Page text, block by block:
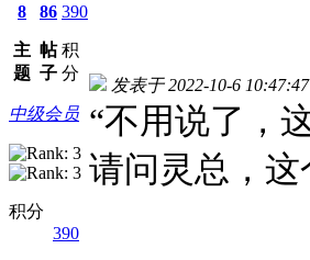
8
主
题
86
帖
子
390
积
分
中级会员
积分
390
发表于 2022-10-6 10:47:47
“不用说了，
请问灵总，